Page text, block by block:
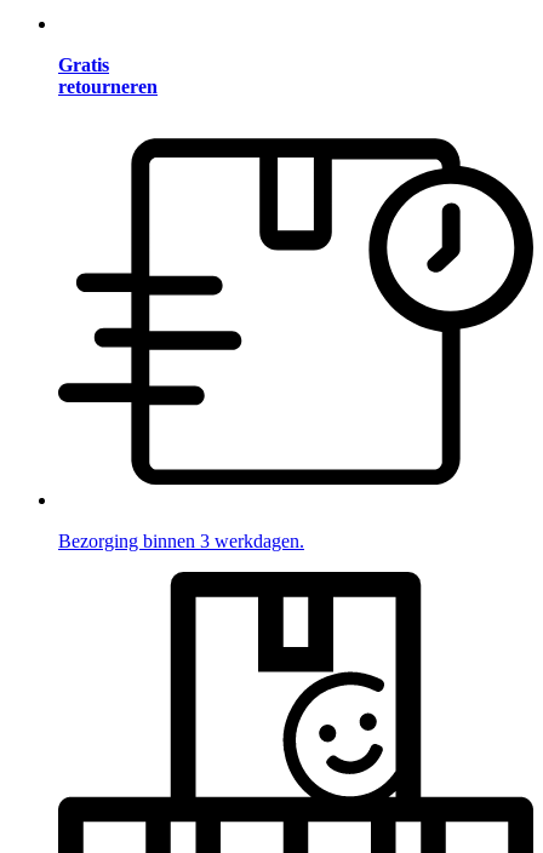
Gratis
retourneren
Bezorging binnen 3 werkdagen.